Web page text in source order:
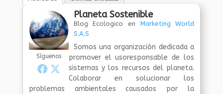
Síguenos
Planeta Sostenible
Blog Ecologico en Marketing World
S.A.S
Somos una organización dedicada a
promover el usoresponsable de los
sistemas y los recursos del planeta.
Colaborar en solucionar los
problemas ambientales causados por la